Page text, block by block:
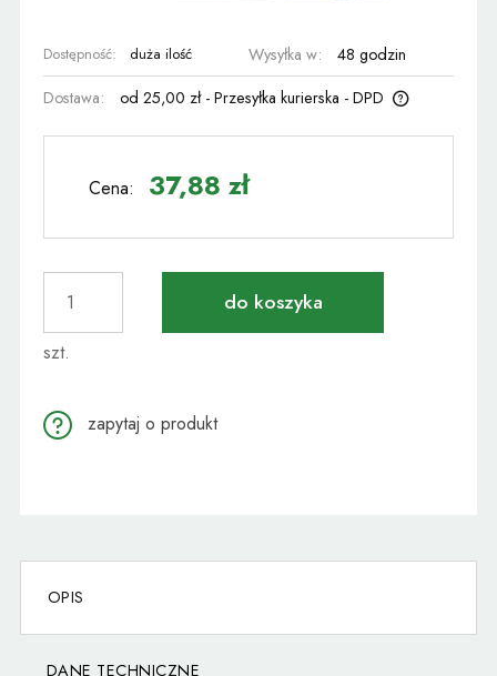
Dostępność: duża ilość Wysyłka w:
48 godzin
Dostawa:
od 25,00 zł - Przesyłka kurierska - DPD
Cena: 37,88 zł
szt.
do koszyka
zapytaj o produkt
OPIS
DANE TECHNICZNE